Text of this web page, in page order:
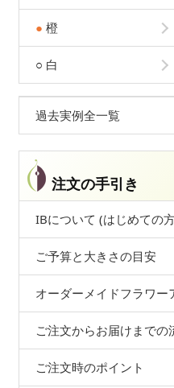
● 橙
○ 白
過去実例全一覧
注文の手引き
IBについて (はじめての
ご予算と大きさの目安
オーダーメイドフラワー
ご注文からお届けまでの
ご注文時のポイント